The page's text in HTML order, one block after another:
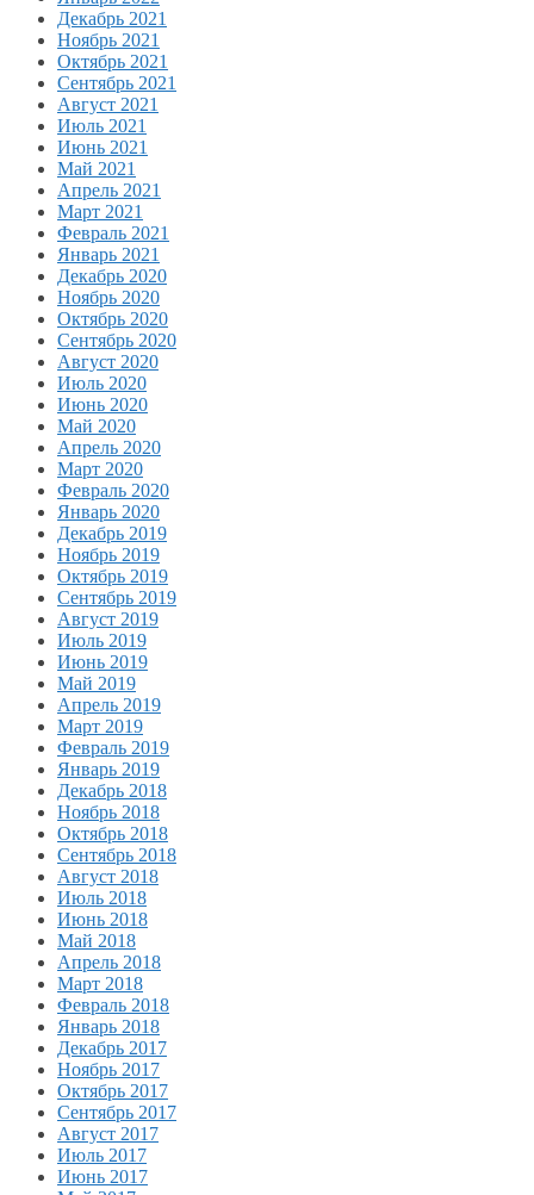
Декабрь 2021
Ноябрь 2021
Октябрь 2021
Сентябрь 2021
Август 2021
Июль 2021
Июнь 2021
Май 2021
Апрель 2021
Март 2021
Февраль 2021
Январь 2021
Декабрь 2020
Ноябрь 2020
Октябрь 2020
Сентябрь 2020
Август 2020
Июль 2020
Июнь 2020
Май 2020
Апрель 2020
Март 2020
Февраль 2020
Январь 2020
Декабрь 2019
Ноябрь 2019
Октябрь 2019
Сентябрь 2019
Август 2019
Июль 2019
Июнь 2019
Май 2019
Апрель 2019
Март 2019
Февраль 2019
Январь 2019
Декабрь 2018
Ноябрь 2018
Октябрь 2018
Сентябрь 2018
Август 2018
Июль 2018
Июнь 2018
Май 2018
Апрель 2018
Март 2018
Февраль 2018
Январь 2018
Декабрь 2017
Ноябрь 2017
Октябрь 2017
Сентябрь 2017
Август 2017
Июль 2017
Июнь 2017